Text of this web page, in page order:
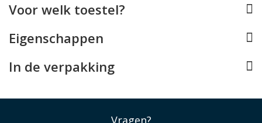
Lees minder
Voor welk toestel?
Eigenschappen
In de verpakking
Vragen?